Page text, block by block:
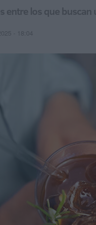
entre los que
- 18:04